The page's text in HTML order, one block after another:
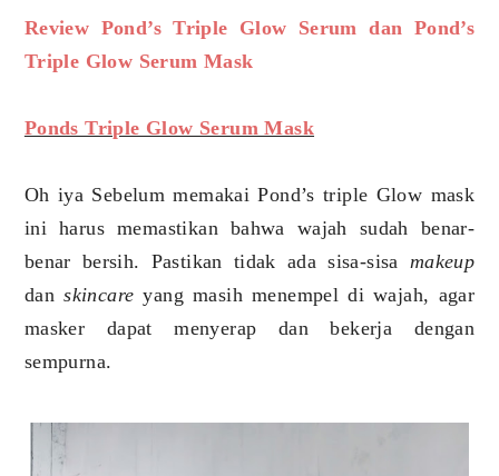
Review Pond’s Triple Glow Serum dan Pond’s
Triple Glow Serum Mask
Ponds Triple Glow Serum Mask
Oh iya Sebelum memakai Pond’s triple Glow mask
ini harus memastikan bahwa wajah sudah benar-
benar bersih. Pastikan tidak ada sisa-sisa makeup
danskincare yang masih menempel di wajah, agar
masker dapat menyerap dan bekerja dengan
sempurna.